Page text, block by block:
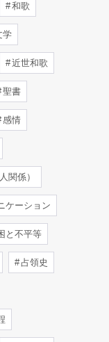
和歌
学
近世和歌
聖書
感情
関係）
ケーション
と不平等
占領史